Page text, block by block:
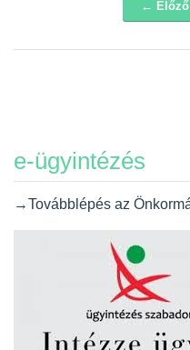
← Előző
e-ügyintézés
→Továbblépés az